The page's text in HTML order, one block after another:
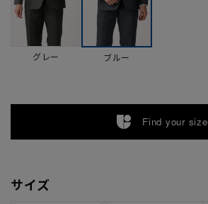
グレー ブルー
Find your size
サイズ